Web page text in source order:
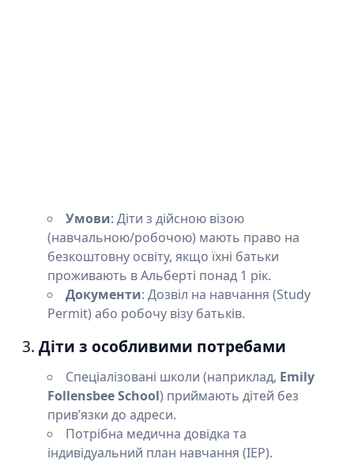
Умови: Діти з дійсною візою
(навчальною/робочою) мають право на
безкоштовну освіту, якщо їхні батьки
проживають в Альберті понад 1 рік.
Документи: Дозвіл на навчання (Study
Permit) або робочу візу батьків.
3. Діти з особливими потребами
Спеціалізовані школи (наприклад, Emily
Follensbee School) приймають дітей без
прив’язки до адреси.
Потрібна медична довідка та
індивідуальний план навчання (IEP).